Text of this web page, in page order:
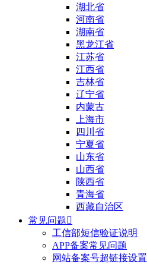
湖北省
河南省
湖南省
黑龙江省
江苏省
江西省
吉林省
辽宁省
内蒙古
上海市
四川省
宁夏省
山东省
山西省
陕西省
青海省
西藏自治区
常见问题
工信部短信验证说明
APP备案常见问题
网站备案号超链接设置